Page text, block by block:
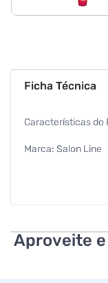
Ficha Técnica
Características do
Marca: Salon Line
EAN:
Aproveite